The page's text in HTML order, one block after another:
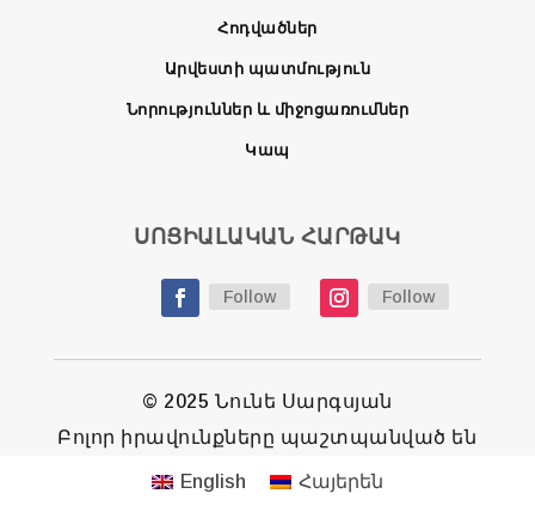
Հոդվածներ
Արվեստի պատմություն
Նորություններ և միջոցառումներ
Կապ
ՍՈՑԻԱԼԱԿԱՆ ՀԱՐԹԱԿ
Follow Follow
© 2025 Նունե Սարգսյան
Բոլոր իրավունքները պաշտպանված են
English Հայերեն